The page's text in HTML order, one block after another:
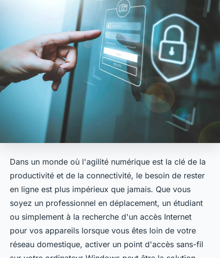
Dans un monde où l'agilité numérique est la clé de la
productivité et de la connectivité, le besoin de rester
en ligne est plus impérieux que jamais. Que vous
soyez un professionnel en déplacement, un étudiant
ou simplement à la recherche d'un accès Internet
pour vos appareils lorsque vous êtes loin de votre
réseau domestique, activer un point d'accès sans-fil